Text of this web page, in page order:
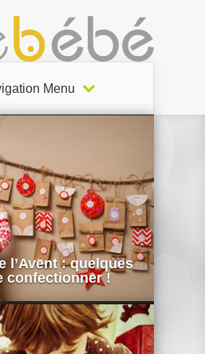
Menu
l’Avent : quelques
confectionner !